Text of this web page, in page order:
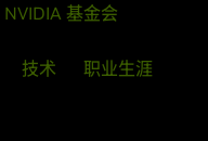
NVIDIA 基金会
技术 职业生涯